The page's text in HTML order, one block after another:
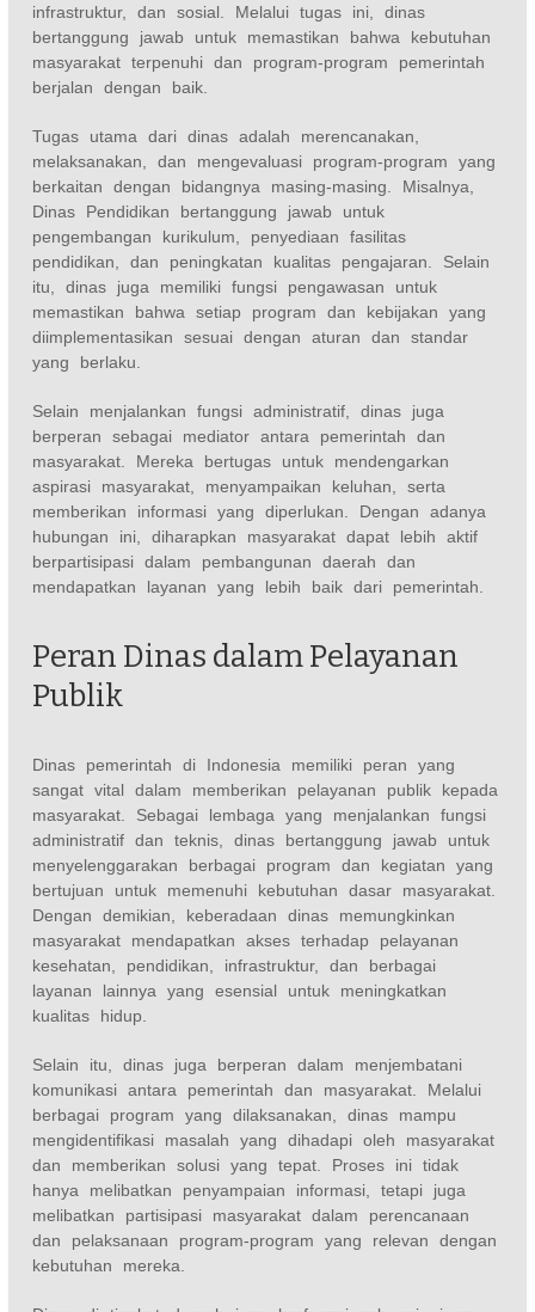
infrastruktur, dan sosial. Melalui tugas ini, dinas
bertanggung jawab untuk memastikan bahwa kebutuhan
masyarakat terpenuhi dan program-program pemerintah
berjalan dengan baik.
Tugas utama dari dinas adalah merencanakan,
melaksanakan, dan mengevaluasi program-program yang
berkaitan dengan bidangnya masing-masing. Misalnya,
Dinas Pendidikan bertanggung jawab untuk
pengembangan kurikulum, penyediaan fasilitas
pendidikan, dan peningkatan kualitas pengajaran. Selain
itu, dinas juga memiliki fungsi pengawasan untuk
memastikan bahwa setiap program dan kebijakan yang
diimplementasikan sesuai dengan aturan dan standar
yang berlaku.
Selain menjalankan fungsi administratif, dinas juga
berperan sebagai mediator antara pemerintah dan
masyarakat. Mereka bertugas untuk mendengarkan
aspirasi masyarakat, menyampaikan keluhan, serta
memberikan informasi yang diperlukan. Dengan adanya
hubungan ini, diharapkan masyarakat dapat lebih aktif
berpartisipasi dalam pembangunan daerah dan
mendapatkan layanan yang lebih baik dari pemerintah.
Peran Dinas dalam Pelayanan
Publik
Dinas pemerintah di Indonesia memiliki peran yang
sangat vital dalam memberikan pelayanan publik kepada
masyarakat. Sebagai lembaga yang menjalankan fungsi
administratif dan teknis, dinas bertanggung jawab untuk
menyelenggarakan berbagai program dan kegiatan yang
bertujuan untuk memenuhi kebutuhan dasar masyarakat.
Dengan demikian, keberadaan dinas memungkinkan
masyarakat mendapatkan akses terhadap pelayanan
kesehatan, pendidikan, infrastruktur, dan berbagai
layanan lainnya yang esensial untuk meningkatkan
kualitas hidup.
Selain itu, dinas juga berperan dalam menjembatani
komunikasi antara pemerintah dan masyarakat. Melalui
berbagai program yang dilaksanakan, dinas mampu
mengidentifikasi masalah yang dihadapi oleh masyarakat
dan memberikan solusi yang tepat. Proses ini tidak
hanya melibatkan penyampaian informasi, tetapi juga
melibatkan partisipasi masyarakat dalam perencanaan
dan pelaksanaan program-program yang relevan dengan
kebutuhan mereka.